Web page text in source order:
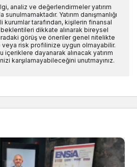
analiz ve değerlendirmeler yatırım
sunulmamaktadır. Yatırım danışmanlığı
kurumlar tarafından, kişilerin finansal
dikkate alınarak bireysel
görüş ve öneriler genel nitelikte
risk profilinize uygun olmayabilir.
içeriklere dayanarak alınacak yatırım
karşılamayabileceğini unutmayınız.